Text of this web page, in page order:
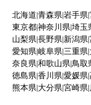
北海道 青森県 岩手県
東京都神奈川県 埼玉
山梨県 長野県 新潟県
愛知県 岐阜県 三重県
奈良県 和歌山県 鳥取
徳島県 香川県 愛媛県
熊本県 大分県 宮崎県